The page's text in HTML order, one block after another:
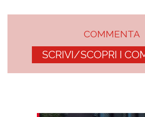
COMMENTA
SCRIVI/SCOPRI I